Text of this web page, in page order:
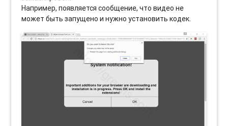
Например, появляется сообщение, что видео не
может быть запущено и нужно установить кодек.